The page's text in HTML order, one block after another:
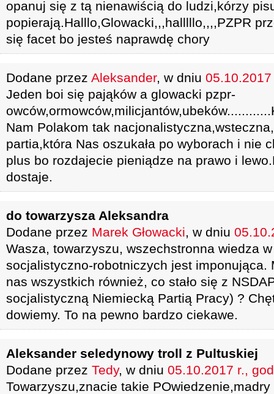
opanuj się z tą nienawiścią do ludzi,kórzy
popierają.Halllo,Glowacki,,,halllllo,,,,PZPR
się facet bo jesteś naprawdę chory
Dodane przez Aleksander, w dniu
Jeden boi się pająków a glowacki pzpr-
Nam Polakom tak
partia,która Nas oszukała po wyborach i nie
plus bo rozdajecie pieniądze na prawo i
dostaje.
do towarzysza Aleksandra
Dodane przez Marek Głowacki, w dniu
Wasza, towarzyszu, wszechstronna wiedza
socjalistyczno-robotniczych jest imponująca.
nas wszystkich również, co stało się z
socjalistyczną Niemiecką Partią Pracy) ?
dowiemy. To na pewno bardzo ciekawe.
Aleksander seledynowy troll z Pultuskiej
Dodane przez Tedy, w dniu 05.10.2017 r.,
Towarzyszu,znacie takie